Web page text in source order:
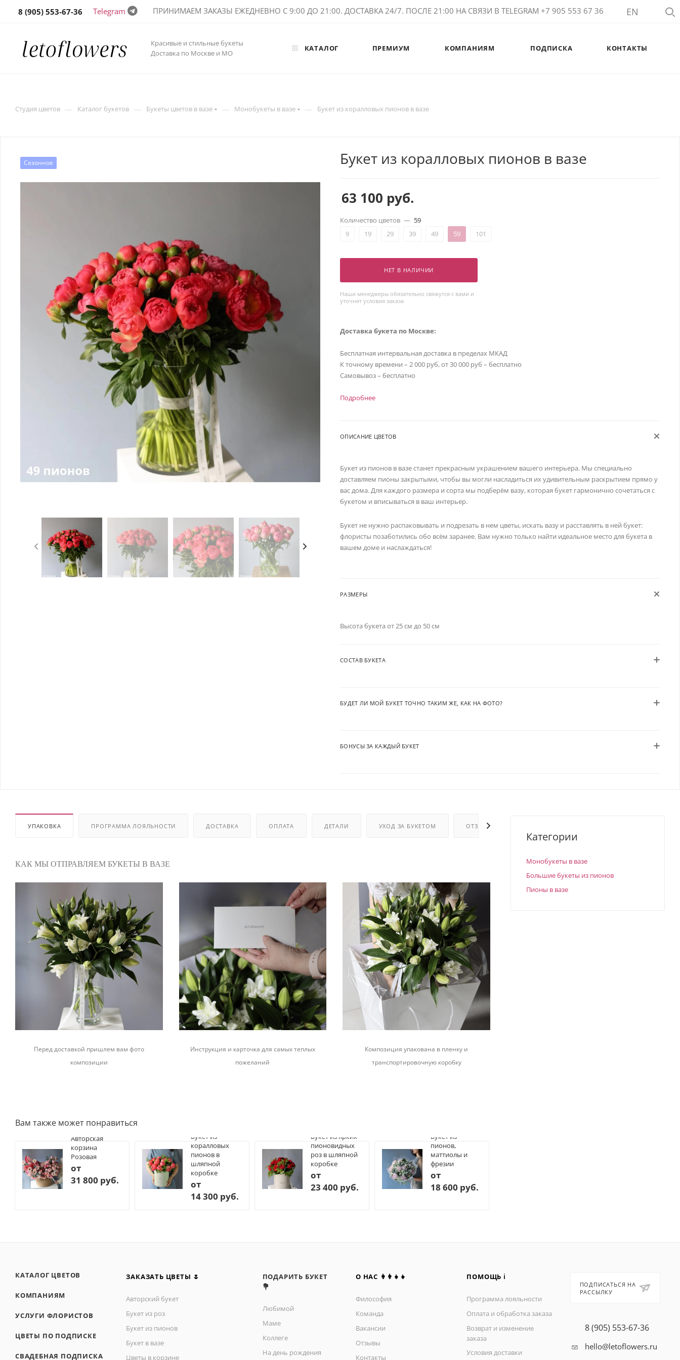
8 (905) 553-67-36 Telegram ПРИНИМАЕМ ЗАКАЗЫ ЕЖЕДНЕВНО С 9:00 ДО 21:00. ДОСТАВКА 24/7. ПОСЛЕ 21:00 НА СВЯЗИ В TELEGRAM +7 905 553 67 36 EN
Красивые и стильные букеты
Доставка по Москве и МО
КАТАЛОГ ПРЕМИУМ КОМПАНИЯМ ПОДПИСКА КОНТАКТЫ
Студия цветов — Каталог букетов — Букеты цветов в вазе — Монобукеты в вазе — Букет из коралловых пионов в вазе
Сезонное Букет из коралловых пионов в вазе
63 100 руб.
Количество цветов — 59
9
19 29 39 49 59 101
НЕТ В НАЛИЧИИ
Наши менеджеры обязательно свяжутся с вами и
уточнят условия заказа
Доставка букета по Москве:
Бесплатная интервальная доставка в пределах МКАД
К точному времени – 2 000 руб, от 30 000 руб – бесплатно
Самовывоз – бесплатно
Подробнее
ОПИСАНИЕ ЦВЕТОВ
Букет из пионов в вазе станет прекрасным украшением вашего интерьера. Мы специально
доставляем пионы закрытыми, чтобы вы могли насладиться их удивительным раскрытием прямо у
вас дома. Для каждого размера и сорта мы подберём вазу, которая букет гармонично сочетаться с
букетом и вписываться в ваш интерьер.
Букет не нужно распаковывать и подрезать в нем цветы, искать вазу и расставлять в ней букет:
флористы позаботились обо всём заранее. Вам нужно только найти идеальное место для букета в
вашем доме и наслаждаться!
РАЗМЕРЫ
Высота букета от 25 см до 50 см
СОСТАВ БУКЕТА
БУДЕТ ЛИ МОЙ БУКЕТ ТОЧНО ТАКИМ ЖЕ, КАК НА ФОТО?
БОНУСЫ ЗА КАЖДЫЙ БУКЕТ
УПАКОВКА ПРОГРАММА ЛОЯЛЬНОСТИ ДОСТАВКА ОПЛАТА ДЕТАЛИ УХОД ЗА БУКЕТОМ ОТЗЫВЫ
КАК МЫ ОТПРАВЛЯЕМ БУКЕТЫ В ВАЗЕ
Перед доставкой пришлем вам фото
композиции
Инструкция и карточка для самых теплых
пожеланий
Композиция упакована в пленку и
транспортировочную коробку
Вам также может понравиться
Авторская
корзина
Розовая
от
31 800 руб.
Букет из
коралловых
пионов в
шляпной
коробке
от
14 300 руб.
Букет из ярких
пионовидных
роз в шляпной
коробке
от
23 400 руб.
Букет из
пионов,
маттиолы и
фрезии
от
18 600 руб.
Категории
Монобукеты в вазе
Большие букеты из пионов
Пионы в вазе
КАТАЛОГ ЦВЕТОВ
КОМПАНИЯМ
УСЛУГИ ФЛОРИСТОВ
ЦВЕТЫ ПО ПОДПИСКЕ
СВАДЕБНАЯ ПОДПИСКА
ЗАКАЗАТЬ ЦВЕТЫ 🌷
Авторский букет
Букет из роз
Букет из пионов
Букет в вазе
Цветы в корзине
ПОДАРИТЬ БУКЕТ
💐
Любимой
Маме
Коллеге
На день рождения
О НАС 👩‍👩‍👧‍👧
Философия
Команда
Вакансии
Отзывы
Контакты
ПОМОЩЬ ℹ️
Программа лояльности
Оплата и обработка заказа
Возврат и изменение
заказа
Условия доставки
ПОДПИСАТЬСЯ НА
РАССЫЛКУ
8 (905) 553-67-36
hello@letoflowers.ru